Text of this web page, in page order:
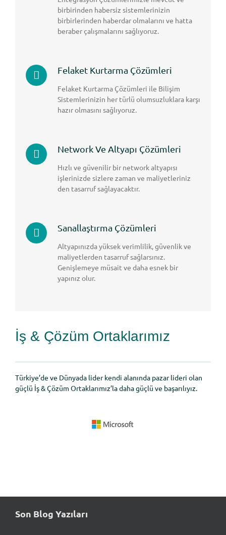
birbirinden habersiz sistemlerinizin
birbirlerinden haberdar olmalarını ve hatta
beraber çalışmalarını sağlıyoruz.
Felaket Kurtarma Çözümleri
Felaket Kurtarma Çözümleri ile Bilişim
Sistemlerinizin her türlü olumsuzluklara karşı
hazır olmasını sağlıyoruz.
Network Ve Altyapı Çözümleri
Hızlı ve güvenilir bir network altyapısı
işlerinizde sizlere zaman ve maliyetleriniz
den tasarruf sağlayacaktır.
Sanallaştırma Çözümleri
Altyapınızda yüksek verimlilik, güvenlik ve
maliyetlerden tasarruf sağlarsınız.
Genişlemeye müsait ve daha esnek bir
yapınız olur.
İş & Çözüm Ortaklarımız
Türkiye’de ve Dünyada lider kendi alanında pazar lideri olan
güçlü İş & Çözüm Ortaklarımız’la daha güçlü ve başarılıyız.
Son Blog Yazıları